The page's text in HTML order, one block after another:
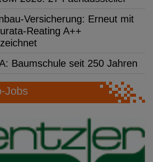
Versicherung: Erneut mit
Reating A++
Baumschule seit 250 Jahren
Jobs